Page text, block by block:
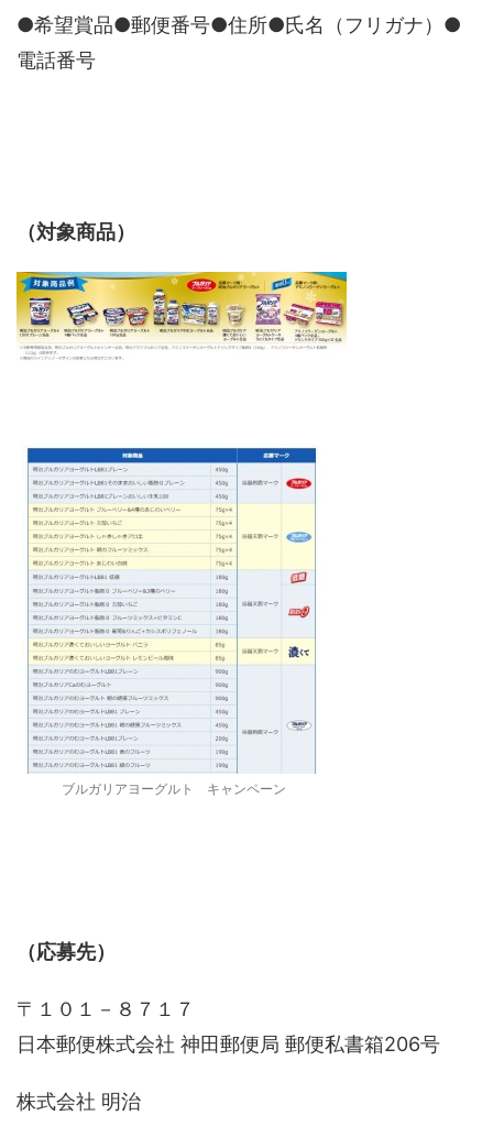
●希望賞品●郵便番号●住所●氏名（フリガナ）●
電話番号
（対象商品）
ブルガリアヨーグルト キャンペーン
（応募先）
〒１０１－８７１７
日本郵便株式会社 神田郵便局 郵便私書箱206号
株式会社 明治